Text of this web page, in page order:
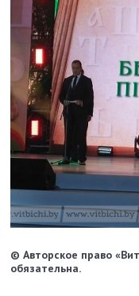
© Авторское право
обязательна.